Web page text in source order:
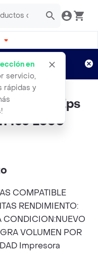
en
servicio,
rápidas y
Aplican TyC
774 Im Eps
L606
COMPATIBLE
RENDIMIENTO:
CONDICION:NUEVO
VOLUMEN POR
Impresora